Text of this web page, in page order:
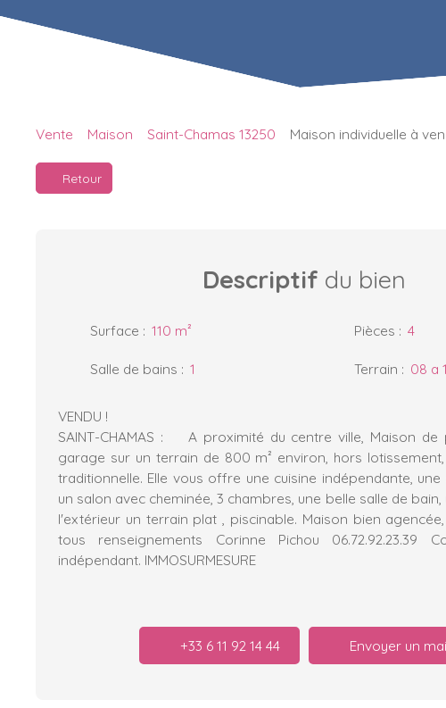
Vente Maison Saint-Chamas 13250 Maison individuelle à
Retour
Descriptif du bien
Surface : 110 m² Pièces : 4
Salle de bains : 1 Terrain : 08 a
VENDU !
SAINT-CHAMAS : A proximité du centre ville, Maison
garage sur un terrain de 800 m² environ, hors
traditionnelle. Elle vous offre une cuisine indépendante,
un salon avec cheminée, 3 chambres, une belle salle de
l'extérieur un terrain plat , piscinable. Maison bien
tous renseignements Corinne Pichou 06.72.92.23.39
indépendant. IMMOSURMESURE
+33 6 11 92 14 44 Envoyer un